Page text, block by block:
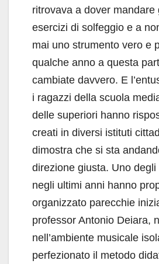
ritrovava a dover mandare
esercizi di solfeggio e a
mai uno strumento vero e
qualche anno a questa
cambiate davvero. E
i ragazzi della scuola
delle superiori hanno
creati in diversi istituti
dimostra che si sta
direzione giusta. Uno
negli ultimi anni hanno
organizzato parecchie
professor Antonio Deiara,
nell’ambiente musicale
perfezionato il metodo